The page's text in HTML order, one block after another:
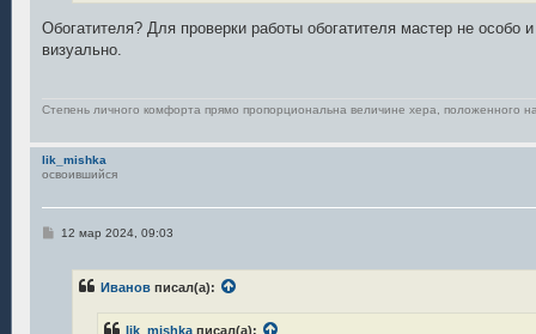
е
Обогатителя? Для проверки работы обогатителя мастер не особо
визуально.
Степень личного комфорта прямо пропорциональна величине хера, положенного
lik_mishka
освоившийся
С12 мар 2024, 09:03
Иванов писал(а):
lik_mishka писал(а):